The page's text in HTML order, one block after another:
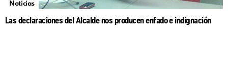
Noticias
Las declaraciones del Alcalde nos producen enfado e indignación